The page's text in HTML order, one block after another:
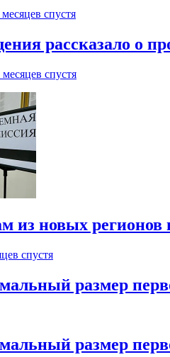
месяцев спустя
рассказало о
месяцев спустя
из новых регионов
спустя
размер
размер